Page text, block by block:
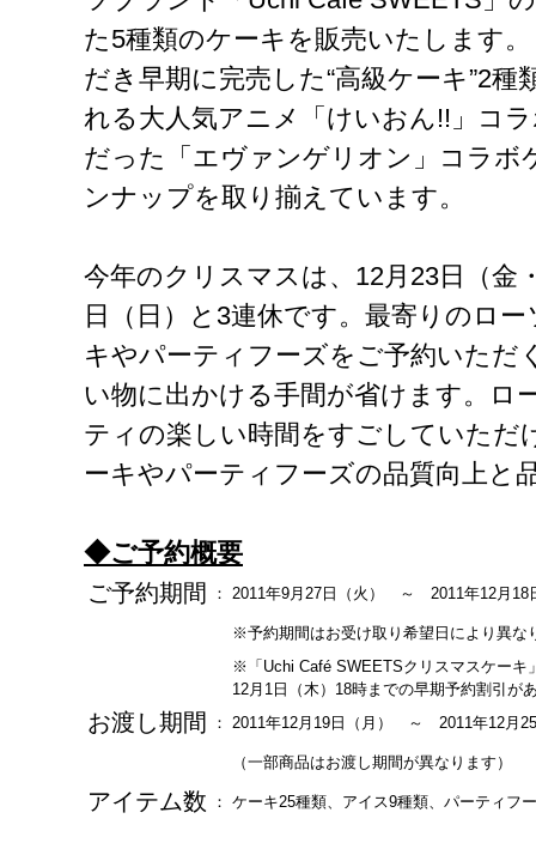
た5種類のケーキを販売いたします
だき早期に完売した“高級ケーキ”2種
れる大人気アニメ「けいおん!!」コ
だった「エヴァンゲリオン」コラボ
ンナップを取り揃えています。
今年のクリスマスは、12月23日（金
日（日）と3連休です。最寄りのロ
キやパーティフーズをご予約いただ
い物に出かける手間が省けます。ロ
ティの楽しい時間をすごしていただ
ーキやパーティフーズの品質向上と
◆ご予約概要
ご予約期間 ： 2011年9月27日（火） ～ 2011年12月18
※予約期間はお受け取り希望日により異な
※「Uchi Café SWEETSクリスマスケーキ
12月1日（木）18時までの早期予約割引が
お渡し期間 ： 2011年12月19日（月） ～ 2011年12月
（一部商品はお渡し期間が異なります）
アイテム数 ： ケーキ25種類、アイス9種類、パーティフ